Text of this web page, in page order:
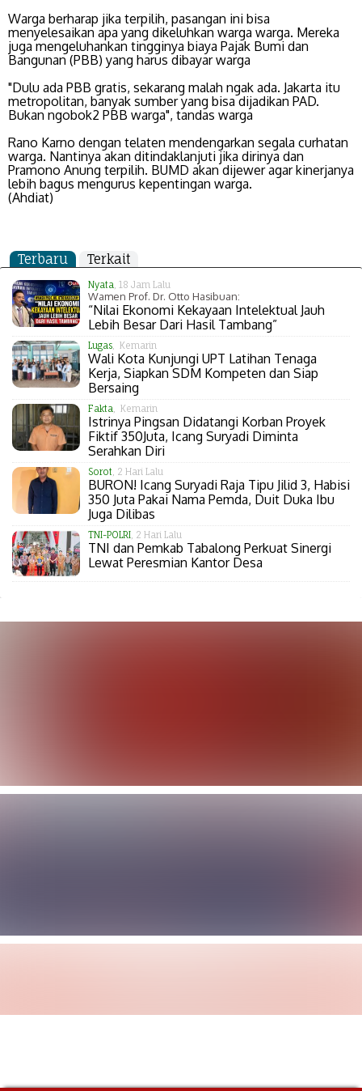
Warga berharap jika terpilih, pasangan ini bisa
menyelesaikan apa yang dikeluhkan warga warga. Mereka
juga mengeluhankan tingginya biaya Pajak Bumi dan
Bangunan (PBB) yang harus dibayar warga
"Dulu ada PBB gratis, sekarang malah ngak ada. Jakarta itu
metropolitan, banyak sumber yang bisa dijadikan PAD.
Bukan ngobok2 PBB warga", tandas warga
Rano Karno dengan telaten mendengarkan segala curhatan
warga. Nantinya akan ditindaklanjuti jika dirinya dan
Pramono Anung terpilih. BUMD akan dijewer agar kinerjanya
lebih bagus mengurus kepentingan warga.
(Ahdiat)
Terbaru Terkait
Nyata, 18 Jam Lalu
Wamen Prof. Dr. Otto Hasibuan:
“Nilai Ekonomi Kekayaan Intelektual Jauh
Lebih Besar Dari Hasil Tambang”
Lugas, Kemarin
Wali Kota Kunjungi UPT Latihan Tenaga
Kerja, Siapkan SDM Kompeten dan Siap
Bersaing
Fakta, Kemarin
Istrinya Pingsan Didatangi Korban Proyek
Fiktif 350Juta, Icang Suryadi Diminta
Serahkan Diri
Sorot, 2 Hari Lalu
BURON! Icang Suryadi Raja Tipu Jilid 3, Habisi
350 Juta Pakai Nama Pemda, Duit Duka Ibu
Juga Dilibas
TNI-POLRI, 2 Hari Lalu
TNI dan Pemkab Tabalong Perkuat Sinergi
Lewat Peresmian Kantor Desa